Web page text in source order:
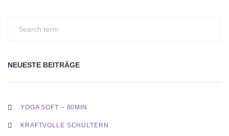
NEUESTE BEITRÄGE
YOGA SOFT – 60MIN
KRAFTVOLLE SCHULTERN